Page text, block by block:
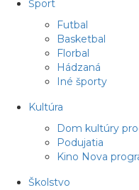
Šport
Futbal
Basketbal
Florbal
Hádzaná
Iné športy
Kultúra
Dom kultúry
Podujatia
Kino Nova
Školstvo